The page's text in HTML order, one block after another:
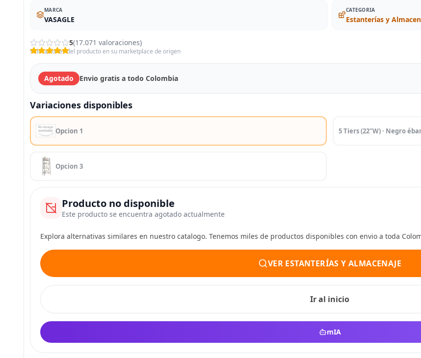
MARCA
VASAGLE
CATEGORIA
Estanterías y
5(17.071 valoraciones)
Valoraciones del producto en su marketplace de origen
Agotado Envio gratis a todo Colombia
Variaciones disponibles
Opcion 1 5 Tiers (22"W) · Negro
Opcion 3
Producto no disponible
Este producto se encuentra agotado actualmente
Explora alternativas similares en nuestro catalogo. Tenemos miles de productos disponibles con envio a toda
VER ESTANTERÍAS Y ALMACENAJE
Ir al inicio
mIA